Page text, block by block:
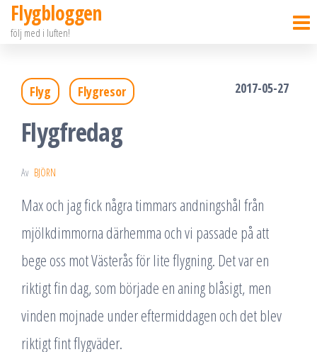
Hoppa
till
Flygbloggen
följ med i luften!
Flyg Flygresor 2017-05-27
Flygfredag
Av BJÖRN
Max och jag fick några timmars andningshål från
mjölkdimmorna därhemma och vi passade på att
bege oss mot Västerås för lite flygning. Det var en
riktigt fin dag, som började en aning blåsigt, men
vinden mojnade under eftermiddagen och det blev
riktigt fint flygväder.